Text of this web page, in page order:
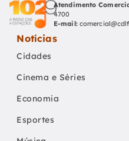
Atendimento
4700
E-mail:
Notícias
Cidades
Cinema e Séries
Economia
Esportes